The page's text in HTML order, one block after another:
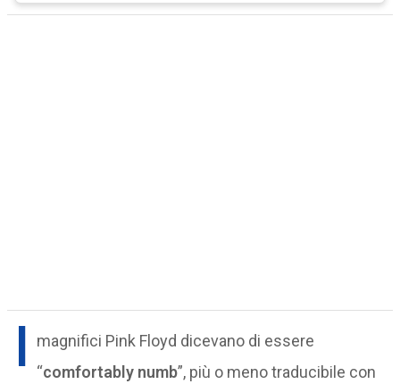
I
magnifici Pink Floyd dicevano di essere
“comfortably numb”, più o meno traducibile con